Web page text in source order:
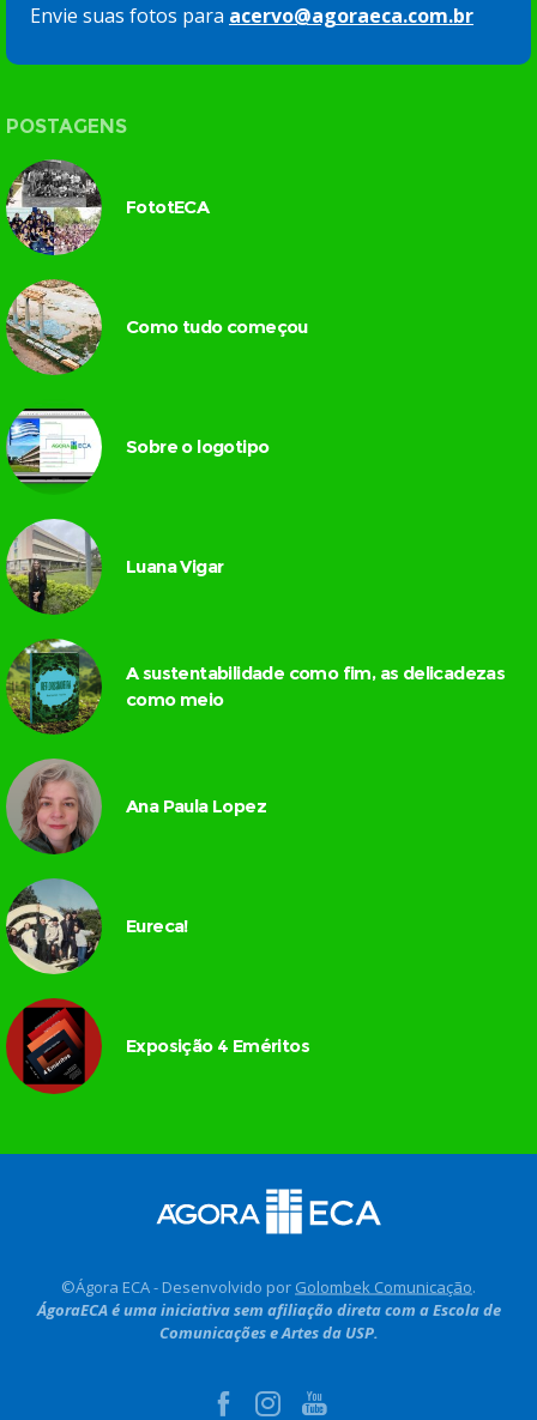
Envie suas fotos para acervo@agoraeca.com.br
POSTAGENS
FototECA
Como tudo começou
Sobre o logotipo
Luana Vigar
A sustentabilidade como fim, as delicadezas
como meio
Ana Paula Lopez
Eureca!
Exposição 4 Eméritos
©Ágora ECA - Desenvolvido por Golombek Comunicação.
ÁgoraECA é uma iniciativa sem afiliação direta com a Escola de
Comunicações e Artes da USP.